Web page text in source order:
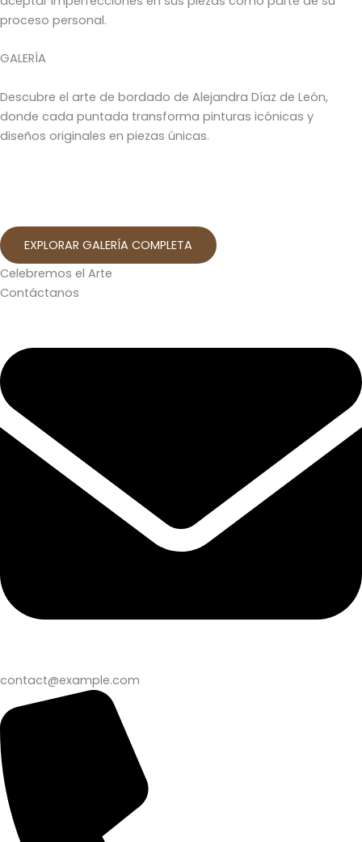
proceso personal.
GALERÍA
Descubre el arte de bordado de Alejandra Díaz de León,
donde cada puntada transforma pinturas icónicas y
diseños originales en piezas únicas.
EXPLORAR GALERÍA COMPLETA
Celebremos el Arte
Contáctanos
contact@example.com